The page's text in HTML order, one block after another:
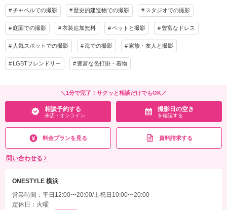
＆ブートニア（アーティフィシャル）・洋装衣裳小物（靴、パニエ、ワイシャツ）・
撮影小物（番傘）・和装衣装小物（襦袢、帯、草履、雪駄、扇子等）・ヘッド装花
（アーティフィシャル）
相談予約する
来店・オンライン
撮影日の空き
を確認する
プラン詳細
撮影料 新婦衣装1着 新郎衣装1着
アルバム データ 150カット 台紙付写真
衣装追加 会食
その他含むもの
事前の衣裳合わせ/雨天日程変更料金/ヘアメイクアテンド/ブーケ＆ブートニア(アーテ
ィフィシャル)/衣裳小物(パニエ、お靴、ワイシャツ、サスペンダーなど一式)/ご家族
様のご見学&撮影参加可能/目瞑り以外の全データ/明るさ&お色味補正済み/移動費&申
請費用込み
相談予約する
チャペルでの撮影 歴史的建造物での撮影 スタジオでの撮影
庭園での撮影 衣装追加無料 ペットと撮影 豊富なドレス
人気スポットでの撮影 海での撮影 家族・友人と撮影
LGBTフレンドリー 豊富な色打掛・着物
＼1分で完了！サクッと相談だけでもOK／
相談予約する
来店・オンライン
撮影日の空き
を確認する
料金プランを見る 資料請求する
問い合わせる
ONESTYLE 横浜
営業時間：平日12:00〜20:00/土祝日10:00〜20:00
定休日：火曜